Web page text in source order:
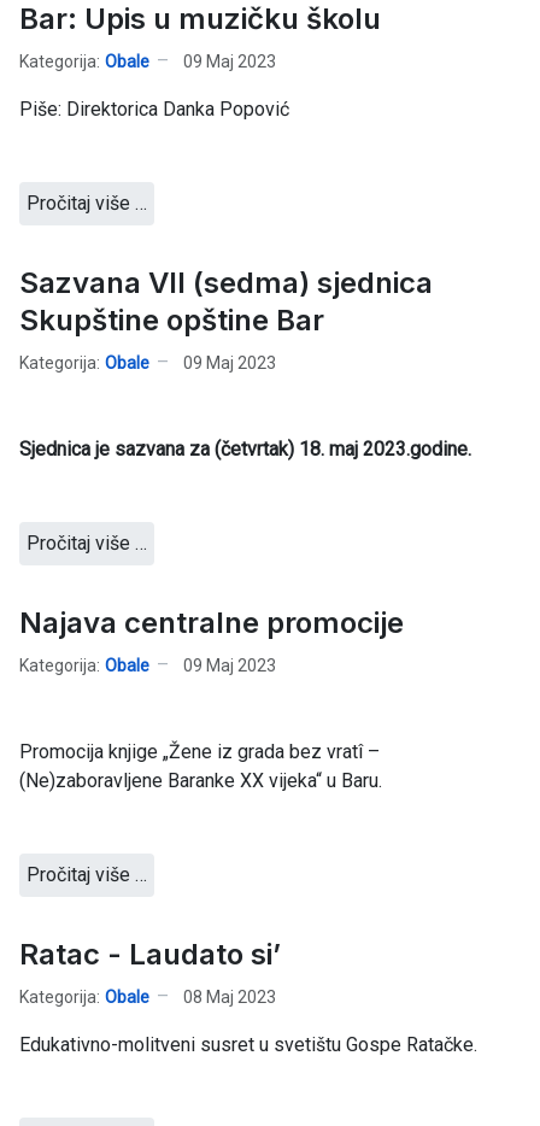
Bar: Upis u muzičku školu
Kategorija: Obale 09 Maj 2023
Piše: Direktorica Danka Popović
Pročitaj više …
Sazvana VII (sedma) sjednica
Skupštine opštine Bar
Kategorija: Obale 09 Maj 2023
Sjednica je sazvana za (četvrtak) 18. maj 2023.godine.
Pročitaj više …
Najava centralne promocije
Kategorija: Obale 09 Maj 2023
Promocija knjige „Žene iz grada bez vratî –
(Ne)zaboravljene Baranke XX vijeka“ u Baru.
Pročitaj više …
Ratac - Laudato si’
Kategorija: Obale 08 Maj 2023
Edukativno-molitveni susret u svetištu Gospe Ratačke.